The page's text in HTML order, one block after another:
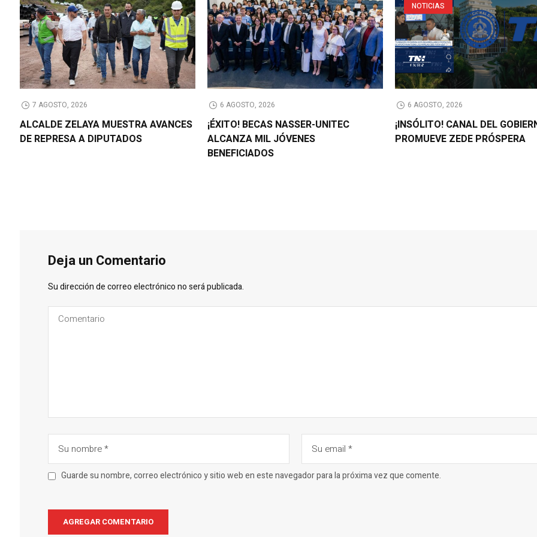
7 AGOSTO, 2026
ALCALDE ZELAYA MUESTRA AVANCES
DE REPRESA A DIPUTADOS
6 AGOSTO, 2026
¡ÉXITO! BECAS NASSER-UNITEC
ALCANZA MIL JÓVENES
BENEFICIADOS
NOTICIAS
6 AGOSTO, 2026
¡INSÓLITO! CANAL DEL
PROMUEVE ZEDE PRÓSPERA
Deja un Comentario
Su dirección de correo electrónico no será publicada.
Guarde su nombre, correo electrónico y sitio web en este navegador para la próxima vez que comente.